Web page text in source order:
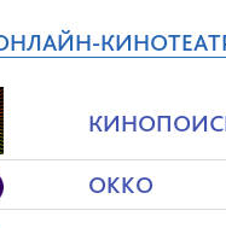
OKKO